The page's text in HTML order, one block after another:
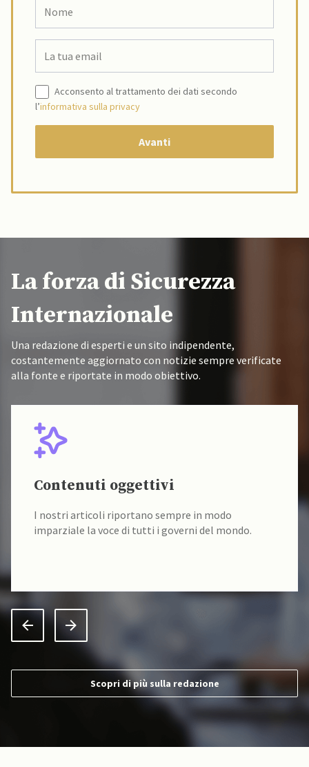
Acconsento al trattamento dei dati secondo
l’informativa sulla privacy
La forza di Sicurezza
Internazionale
Una redazione di esperti e un sito indipendente,
costantemente aggiornato con notizie sempre verificate
alla fonte e riportate in modo obiettivo.
Contenuti oggettivi
I nostri articoli riportano sempre in modo
imparziale la voce di tutti i governi del mondo.
Scopri di più sulla redazione